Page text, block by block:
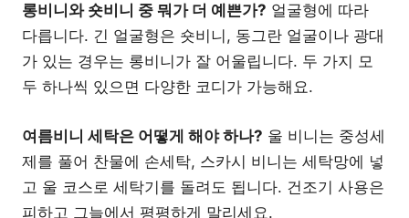
롱비니와 숏비니 중 뭐가 더 예쁜가? 얼굴형에 따라
다릅니다. 긴 얼굴형은 숏비니, 동그란 얼굴이나 광대
가 있는 경우는 롱비니가 잘 어울립니다. 두 가지 모
두 하나씩 있으면 다양한 코디가 가능해요.
여름비니 세탁은 어떻게 해야 하나? 울 비니는 중성세
제를 풀어 찬물에 손세탁, 스카시 비니는 세탁망에 넣
고 울 코스로 세탁기를 돌려도 됩니다. 건조기 사용은
피하고 그늘에서 평평하게 말리세요.